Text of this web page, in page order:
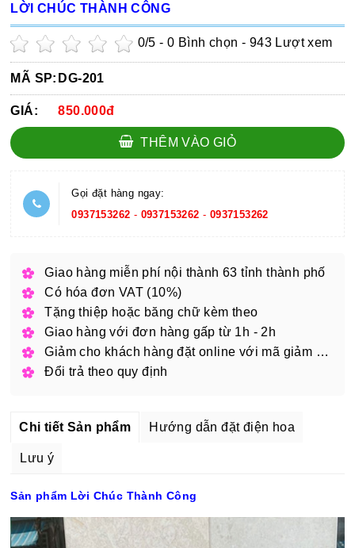
LỜI CHÚC THÀNH CÔNG
0/5 -0 Bình chọn - 943 Lượt xem
MÃ SP: DG-201
GIÁ: 850.000đ
THÊM VÀO GIỎ
Gọi đặt hàng ngay:
0937153262 - 0937153262 - 0937153262
Giao hàng miễn phí nội thành 63 tỉnh thành phố
Có hóa đơn VAT (10%)
Tặng thiệp hoặc băng chữ kèm theo
Giao hàng với đơn hàng gấp từ 1h - 2h
Giảm cho khách hàng đặt online với mã giảm giá
Đổi trả theo quy định
Chi tiết Sản phẩm Hướng dẫn đặt điện hoa
Lưu ý
Sản phẩm Lời Chúc Thành Công